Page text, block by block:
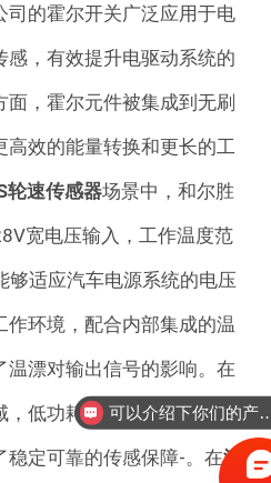
司的霍尔开关广泛应用于电
，有效提升电驱动系统的
，霍尔元件被集成到无刷
效的能量转换和更长的工
轮速传感器场景中，和尔胜
宽电压输入，工作温度范
适应汽车电源系统的电压
环境，配合内部集成的温
温漂对输出信号的影响。在
，低功耗霍尔方案为人体接
稳定可靠的传感保障-。在流
可以介绍下你